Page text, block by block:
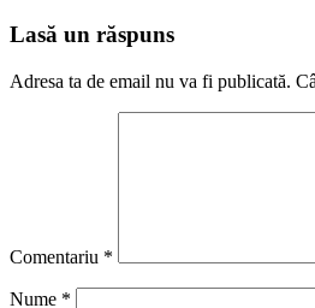
Lasă un răspuns
Adresa ta de email nu va fi publicată.
Comentariu *
Nume *